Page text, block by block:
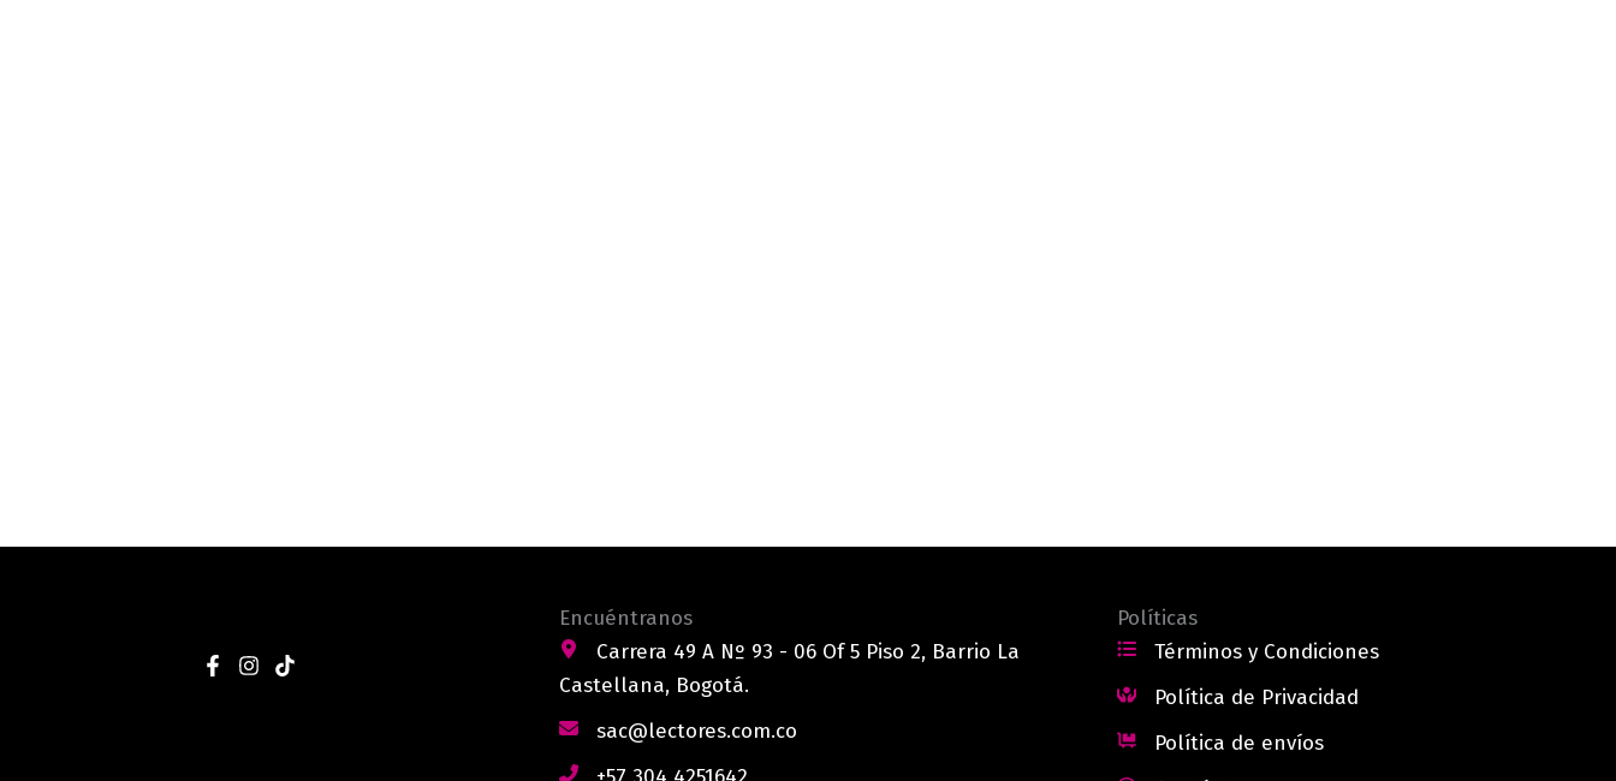
Encuéntranos
Carrera 49 A Nº 93 - 06 Of 5 Piso 2, Barrio La
Castellana, Bogotá.
sac@lectores.com.co
Políticas
Términos y Condiciones
Política de Privacidad
Política de envíos